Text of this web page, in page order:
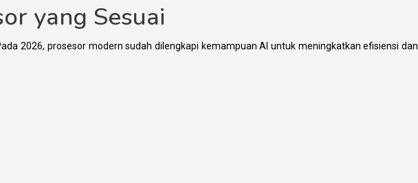
yang Sesuai
2026, prosesor modern sudah dilengkapi kemampuan AI untuk meningkatkan efisiensi dan